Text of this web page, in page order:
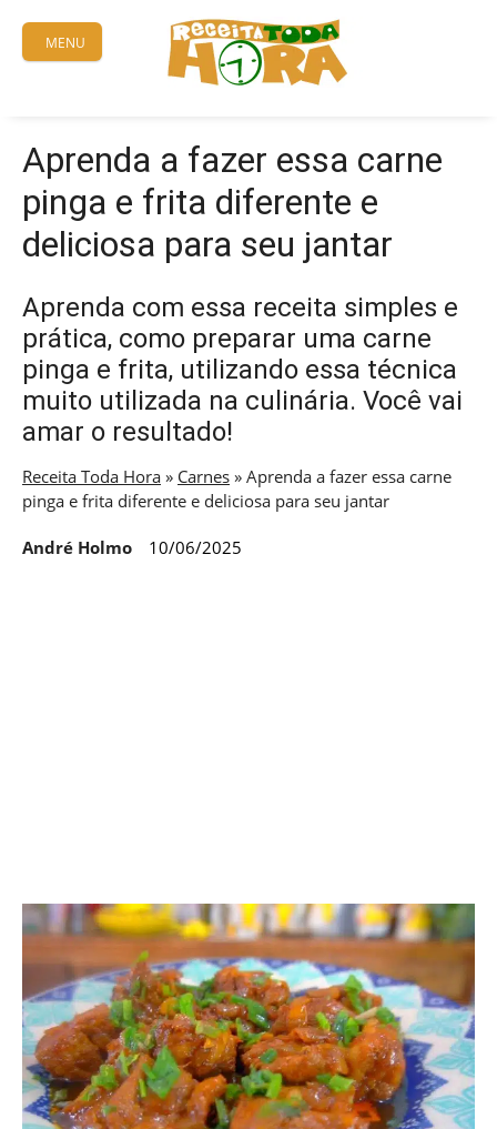
content
MENU
Aprenda a fazer essa carne
pinga e frita diferente e
deliciosa para seu jantar
Aprenda com essa receita simples e
prática, como preparar uma carne
pinga e frita, utilizando essa técnica
muito utilizada na culinária. Você vai
amar o resultado!
Receita Toda Hora » Carnes » Aprenda a fazer essa carne
pinga e frita diferente e deliciosa para seu jantar
André Holmo 10/06/2025